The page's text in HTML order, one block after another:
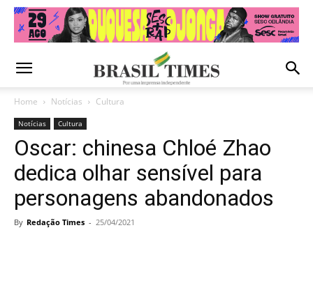
Home Notícias Cultura
Notícias Cultura
Oscar: chinesa Chloé Zhao
dedica olhar sensível para
personagens abandonados
By Redação Times - 25/04/2021